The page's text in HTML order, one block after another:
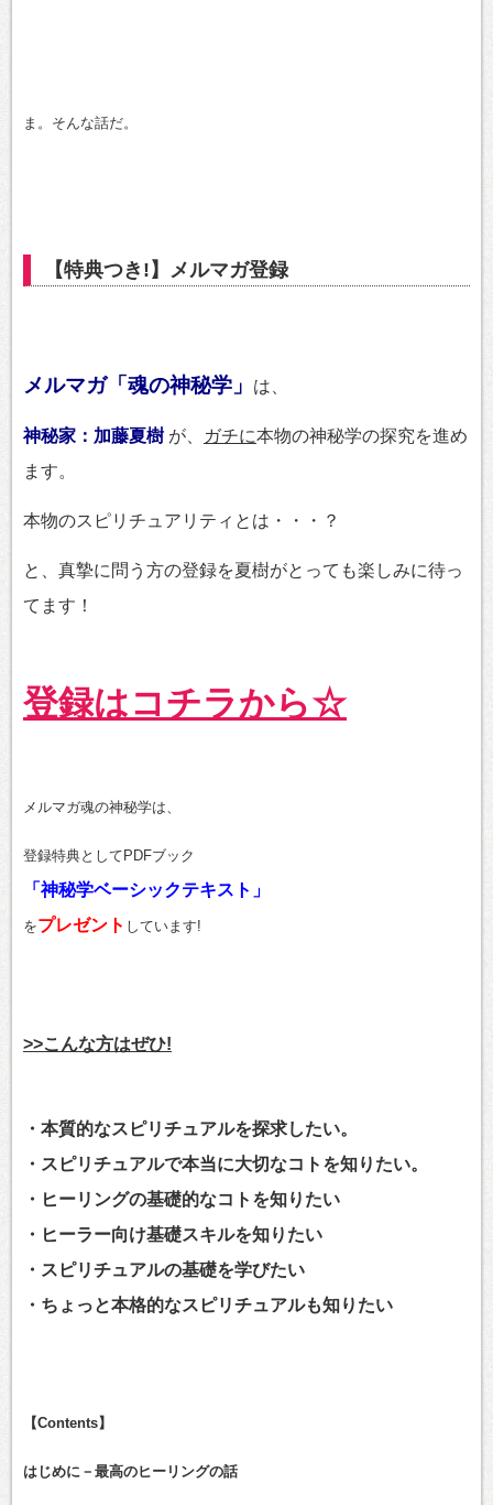
ま。そんな話だ。
【特典つき!】メルマガ登録
メルマガ「魂の神秘学」 は、
神秘家：加藤夏樹 が、 ガチに本物の神秘学の探究を進め
ます。
本物のスピリチュアリティとは・・・？
と、真摯に問う方の登録を夏樹がとっても楽しみに待っ
てます！
登録はコチラから☆
メルマガ魂の神秘学は、
登録特典としてPDFブック
「神秘学ベーシックテキスト」
をプレゼント しています!
>>こんな方はぜひ!
・本質的なスピリチュアルを探求したい。
・スピリチュアルで本当に大切なコトを知りたい。
・ヒーリングの基礎的なコトを知りたい
・ヒーラー向け基礎スキルを知りたい
・スピリチュアルの基礎を学びたい
・ちょっと本格的なスピリチュアルも知りたい
【Contents】
はじめに－最高のヒーリングの話